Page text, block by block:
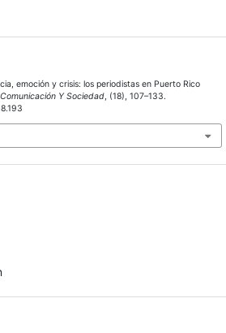
emoción y crisis: los periodistas en Puerto Rico
Comunicación Y Sociedad, (18), 107–133.